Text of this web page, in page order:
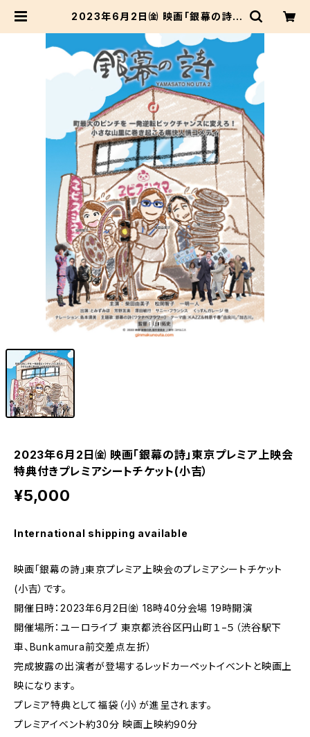
2023年6月2日㈮ 映画「銀幕の詩」
シートチケット(小吉） | dacapo
1/1
2023年6月2日㈮ 映画「銀幕の詩」東京プレミア上映会
特典付きプレミアシートチケット(小吉）
¥5,000
International shipping available
映画「銀幕の詩」東京プレミア上映会のプレミアシートチケット
(小吉）です。
開催日時：2023年6月2日㈮ 18時40分会場 19時開演
開催場所：ユーロライブ 東京都渋谷区円山町１−５（渋谷駅下
車、Bunkamura前交差点左折）
完成披露の出演者が登場するレッドカーペットイベントと映画上
映になります。
プレミア特典として福袋（小）が進呈されます。
プレミアイベント約30分 映画上映約90分